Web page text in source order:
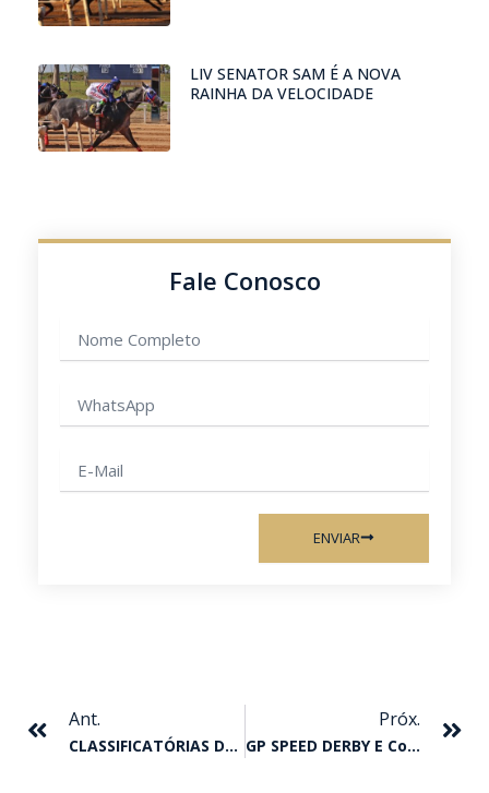
LIV SENATOR SAM É A NOVA
RAINHA DA VELOCIDADE
Fale Conosco
completo
mail
ENVIAR
Ant.
CLASSIFICATÓRIAS DO GP SPEED DERBY E Páreo Especial Sylvio Wagih Abdalla
Próx.
GP SPEED DERBY E Consolação